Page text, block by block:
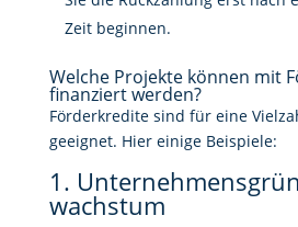
Zeit beginnen.
Welche Projekte können mit
finanziert werden?
Förderkredite sind für eine
geeignet. Hier einige Beispiele:
1.
wachstum